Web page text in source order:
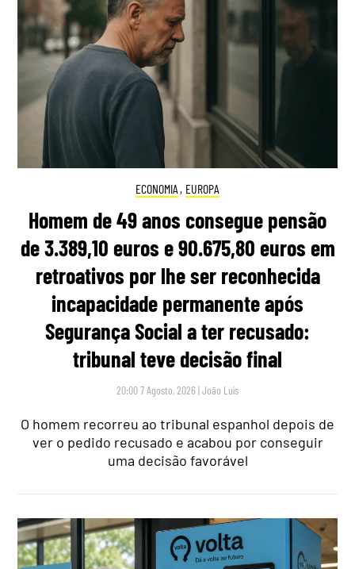
ECONOMIA , EUROPA
Homem de 49 anos consegue pensão
de 3.389,10 euros e 90.675,80 euros em
retroativos por lhe ser reconhecida
incapacidade permanente após
Segurança Social a ter recusado:
tribunal teve decisão final
20:00 7 Agosto, 2026 |João Luís
O homem recorreu ao tribunal espanhol depois de
ver o pedido recusado e acabou por conseguir
uma decisão favorável